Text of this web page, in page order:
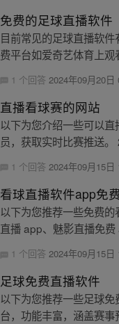
免费的足球直播软件
目前常见的足球直播软
费平台如爱奇艺体育上观
1 个回答 2024年09月20日
直播看球赛的网站
以下为您介绍一些可以
员，获取实时比赛推送
1 个回答 2024年09月15日
看球直播软件app免
以下为您推荐一些免费
直播 app、魅影直播免
1 个回答2024年09月15日
足球免费直播软件
以下为您推荐一些足球
台，功能丰富，涵盖赛